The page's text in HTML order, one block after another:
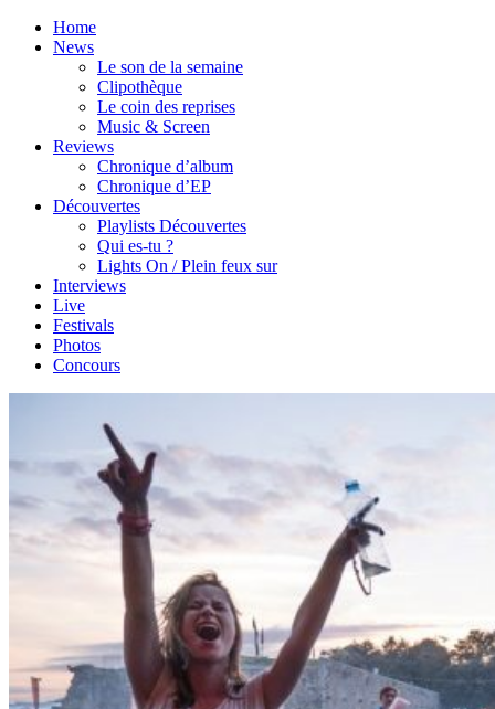
Home
News
Le son de la semaine
Clipothèque
Le coin des reprises
Music & Screen
Reviews
Chronique d’album
Chronique d’EP
Découvertes
Playlists Découvertes
Qui es-tu ?
Lights On / Plein feux sur
Interviews
Live
Festivals
Photos
Concours